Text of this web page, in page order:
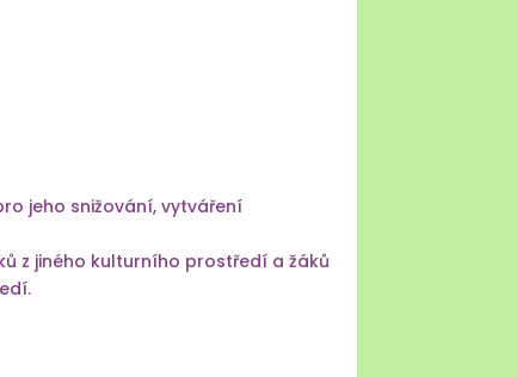
jeho snižování, vytváření
z jiného kulturního prostředí a žáků